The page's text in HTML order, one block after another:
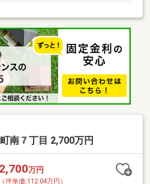
南７丁目 2,700万円
2,700万円
（坪単価:112.04万円）